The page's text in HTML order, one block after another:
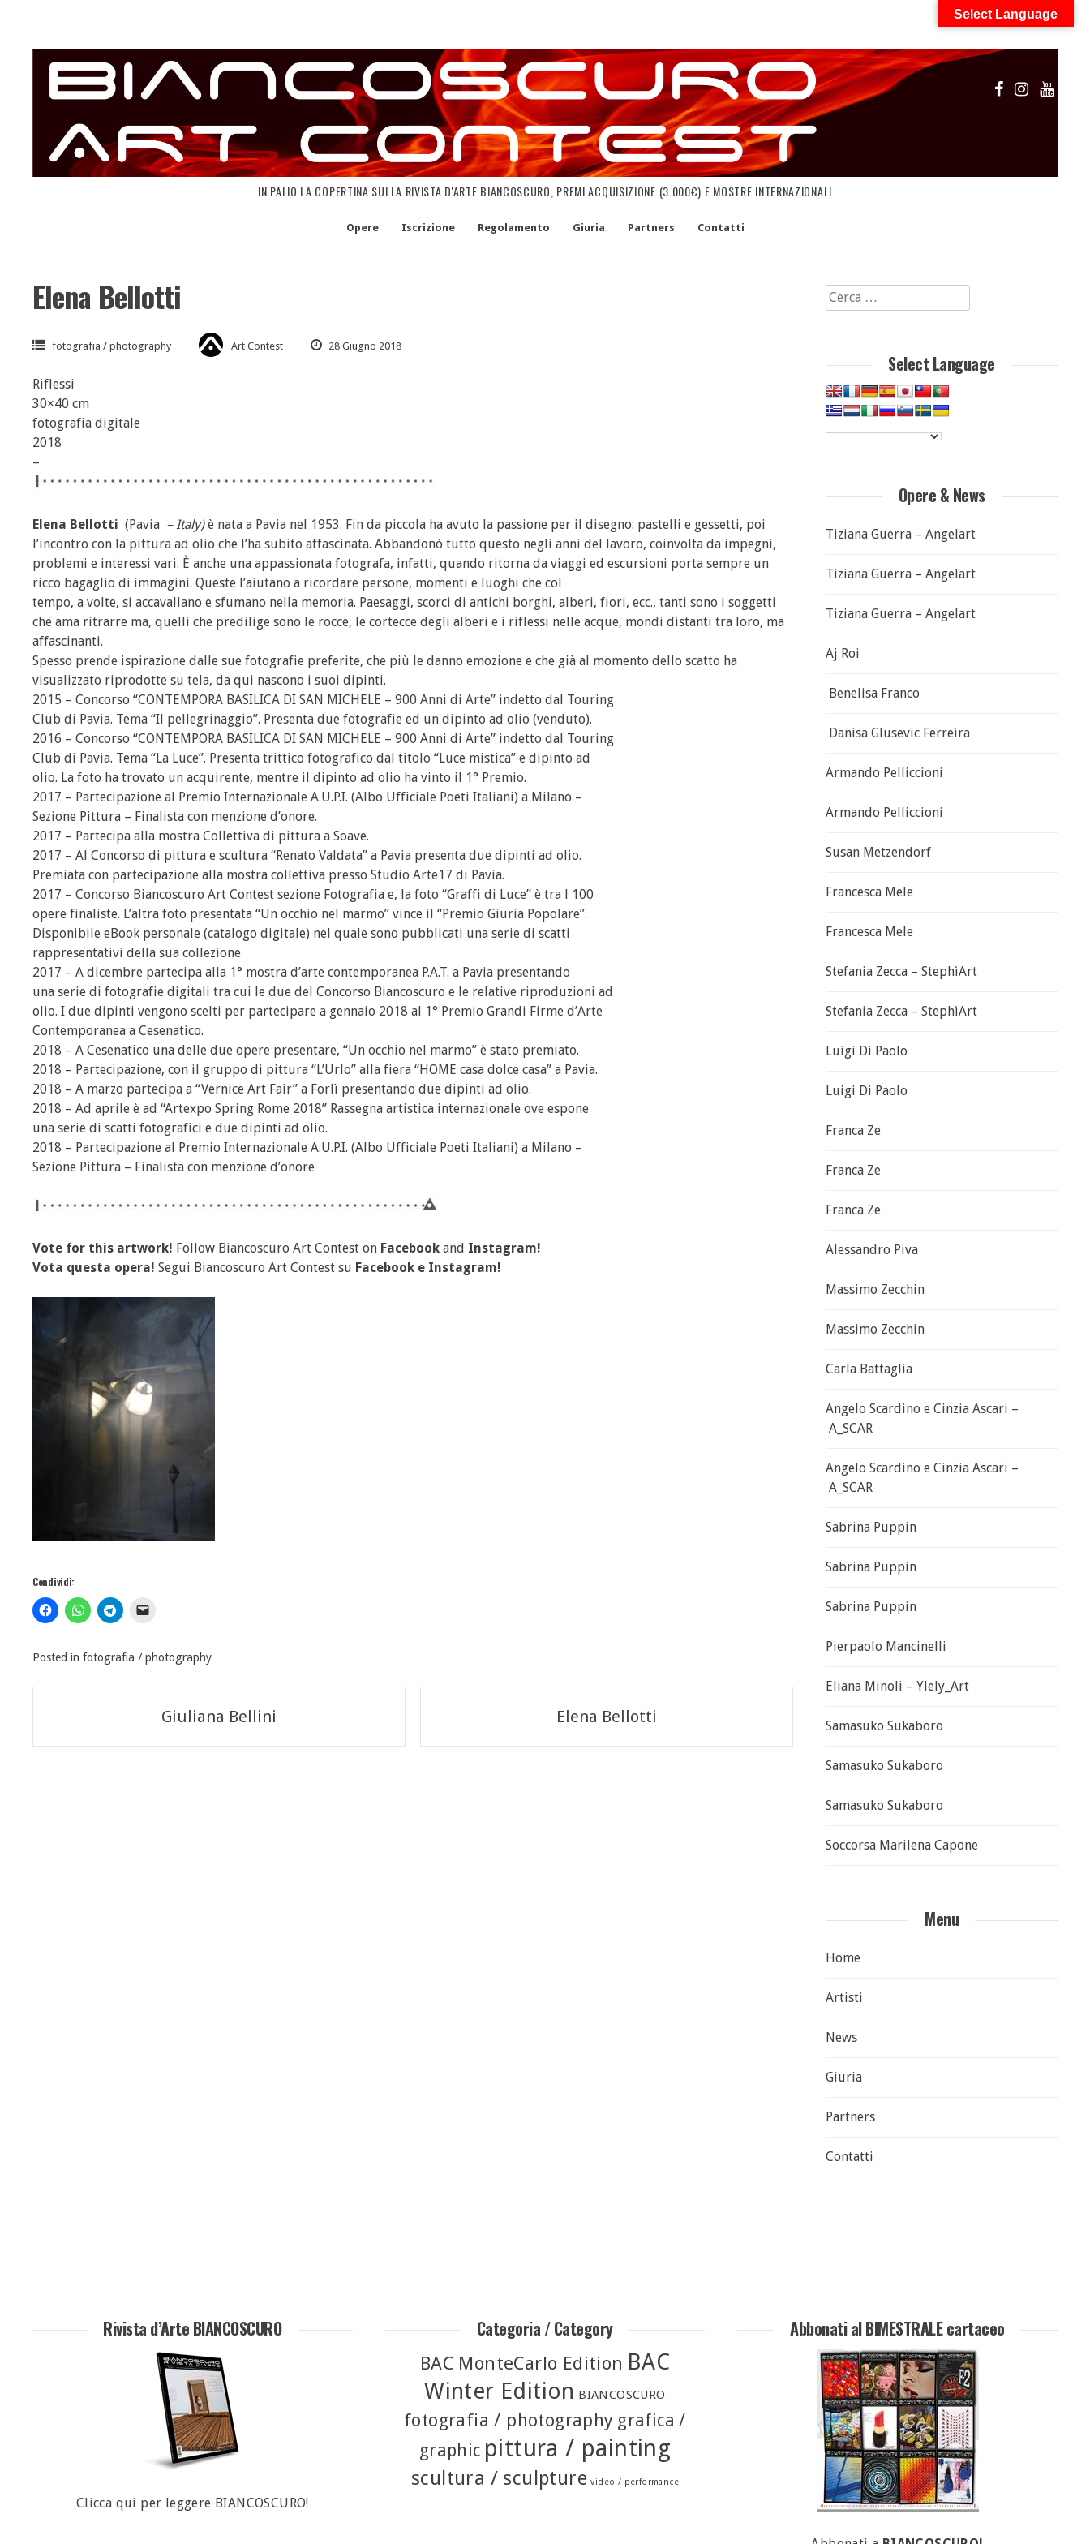
content
IN PALIO LA COPERTINA SULLA RIVISTA D'ARTE BIANCOSCURO, PREMI ACQUISIZIONE (3.000€) E MOSTRE INTERNAZIONALI
Opere Iscrizione Regolamento Giuria Partners Contatti
Elena Bellotti
fotografia / photography Art Contest 28 Giugno 2018
Riflessi
30×40 cm
fotografia digitale
2018
–
Elena Bellotti (Pavia – Italy)è nata a Pavia nel 1953. Fin da piccola ha avuto la passione per il disegno: pastelli e gessetti, poi
l’incontro con la pittura ad olio che l’ha subito affascinata. Abbandonò tutto questo negli anni del lavoro, coinvolta da impegni,
problemi e interessi vari. È anche una appassionata fotografa, infatti, quando ritorna da viaggi ed escursioni porta sempre un
ricco bagaglio di immagini. Queste l’aiutano a ricordare persone, momenti e luoghi che col
tempo, a volte, si accavallano e sfumano nella memoria. Paesaggi, scorci di antichi borghi, alberi, fiori, ecc., tanti sono i soggetti
che ama ritrarre ma, quelli che predilige sono le rocce, le cortecce degli alberi e i riflessi nelle acque, mondi distanti tra loro, ma
affascinanti.
Spesso prende ispirazione dalle sue fotografie preferite, che più le danno emozione e che già al momento dello scatto ha
visualizzato riprodotte su tela, da qui nascono i suoi dipinti.
2015 – Concorso “CONTEMPORA BASILICA DI SAN MICHELE – 900 Anni di Arte” indetto dal Touring
Club di Pavia. Tema “Il pellegrinaggio”. Presenta due fotografie ed un dipinto ad olio (venduto).
2016 – Concorso “CONTEMPORA BASILICA DI SAN MICHELE – 900 Anni di Arte” indetto dal Touring
Club di Pavia. Tema “La Luce”. Presenta trittico fotografico dal titolo “Luce mistica” e dipinto ad
olio. La foto ha trovato un acquirente, mentre il dipinto ad olio ha vinto il 1° Premio.
2017 – Partecipazione al Premio Internazionale A.U.P.I. (Albo Ufficiale Poeti Italiani) a Milano –
Sezione Pittura – Finalista con menzione d’onore.
2017 – Partecipa alla mostra Collettiva di pittura a Soave.
2017 – Al Concorso di pittura e scultura “Renato Valdata” a Pavia presenta due dipinti ad olio.
Premiata con partecipazione alla mostra collettiva presso Studio Arte17 di Pavia.
2017 – Concorso Biancoscuro Art Contest sezione Fotografia e, la foto “Graffi di Luce” è tra l 100
opere finaliste. L’altra foto presentata “Un occhio nel marmo” vince il “Premio Giuria Popolare”.
Disponibile eBook personale (catalogo digitale) nel quale sono pubblicati una serie di scatti
rappresentativi della sua collezione.
2017 – A dicembre partecipa alla 1° mostra d’arte contemporanea P.A.T. a Pavia presentando
una serie di fotografie digitali tra cui le due del Concorso Biancoscuro e le relative riproduzioni ad
olio. I due dipinti vengono scelti per partecipare a gennaio 2018 al 1° Premio Grandi Firme d’Arte
Contemporanea a Cesenatico.
2018 – A Cesenatico una delle due opere presentare, “Un occhio nel marmo” è stato premiato.
2018 – Partecipazione, con il gruppo di pittura “L’Urlo” alla fiera “HOME casa dolce casa” a Pavia.
2018 – A marzo partecipa a “Vernice Art Fair” a Forlì presentando due dipinti ad olio.
2018 – Ad aprile è ad “Artexpo Spring Rome 2018” Rassegna artistica internazionale ove espone
una serie di scatti fotografici e due dipinti ad olio.
2018 – Partecipazione al Premio Internazionale A.U.P.I. (Albo Ufficiale Poeti Italiani) a Milano –
Sezione Pittura – Finalista con menzione d’onore
Vote for this artwork! Follow Biancoscuro Art Contest on Facebook and Instagram!
Vota questa opera! Segui Biancoscuro Art Contest su Facebook e Instagram!
Condividi:
Posted in fotografia / photography
articoli
Giuliana Bellini Elena Bellotti
Ricerca
per:
Select Language
Opere & News
Tiziana Guerra – Angelart
Tiziana Guerra – Angelart
Tiziana Guerra – Angelart
Aj Roi
Benelisa Franco
Danisa Glusevic Ferreira
Armando Pelliccioni
Armando Pelliccioni
Susan Metzendorf
Francesca Mele
Francesca Mele
Stefania Zecca – StephìArt
Stefania Zecca – StephìArt
Luigi Di Paolo
Luigi Di Paolo
Franca Ze
Franca Ze
Franca Ze
Alessandro Piva
Massimo Zecchin
Massimo Zecchin
Carla Battaglia
Angelo Scardino e Cinzia Ascari –
A_SCAR
Angelo Scardino e Cinzia Ascari –
A_SCAR
Sabrina Puppin
Sabrina Puppin
Sabrina Puppin
Pierpaolo Mancinelli
Eliana Minoli – Ylely_Art
Samasuko Sukaboro
Samasuko Sukaboro
Samasuko Sukaboro
Soccorsa Marilena Capone
Menu
Home
Artisti
News
Giuria
Partners
Contatti
Rivista d’Arte BIANCOSCURO
Clicca qui per leggere BIANCOSCURO!
Categoria / Category
BAC MonteCarlo Edition BAC
Winter Edition BIANCOSCURO
fotografia / photography grafica /
graphic pittura / painting
scultura / sculpture video / performance
Abbonati al BIMESTRALE cartaceo
Select Language